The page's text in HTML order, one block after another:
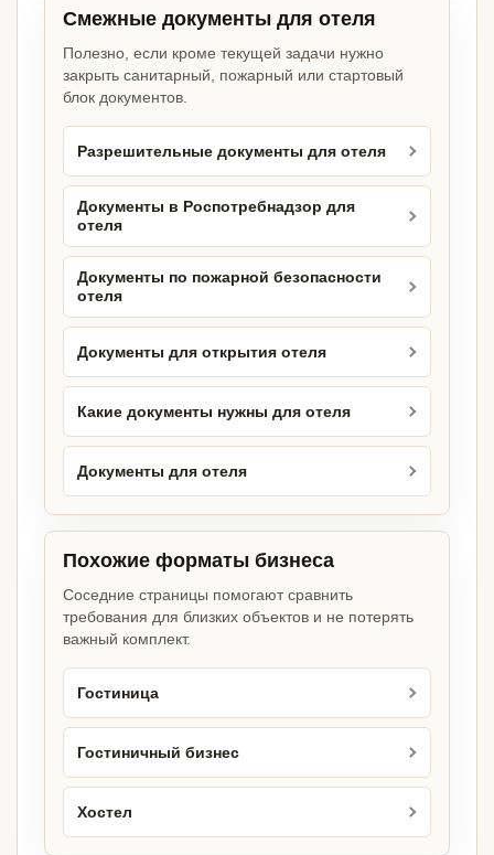
Смежные документы для отеля
Полезно, если кроме текущей задачи нужно
закрыть санитарный, пожарный или стартовый
блок документов.
Разрешительные документы для отеля
Документы в Роспотребнадзор для
отеля
Документы по пожарной безопасности
отеля
Документы для открытия отеля
Какие документы нужны для отеля
Документы для отеля
Похожие форматы бизнеса
Соседние страницы помогают сравнить
требования для близких объектов и не потерять
важный комплект.
Гостиница
Гостиничный бизнес
Хостел